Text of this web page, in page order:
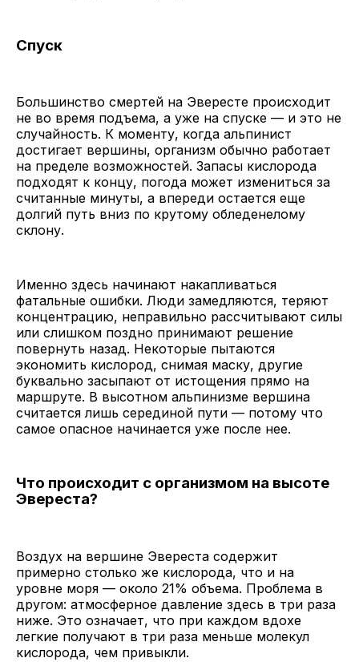
Спуск
Большинство смертей на Эвересте происходит
не во время подъема, а уже на спуске — и это не
случайность. К моменту, когда альпинист
достигает вершины, организм обычно работает
на пределе возможностей. Запасы кислорода
подходят к концу, погода может измениться за
считанные минуты, а впереди остается еще
долгий путь вниз по крутому обледенелому
склону.
Именно здесь начинают накапливаться
фатальные ошибки. Люди замедляются, теряют
концентрацию, неправильно рассчитывают силы
или слишком поздно принимают решение
повернуть назад. Некоторые пытаются
экономить кислород, снимая маску, другие
буквально засыпают от истощения прямо на
маршруте. В высотном альпинизме вершина
считается лишь серединой пути — потому что
самое опасное начинается уже после нее.
Что происходит с организмом на высоте
Эвереста?
Воздух на вершине Эвереста содержит
примерно столько же кислорода, что и на
уровне моря — около 21% объема. Проблема в
другом: атмосферное давление здесь в три раза
ниже. Это означает, что при каждом вдохе
легкие получают в три раза меньше молекул
кислорода, чем привыкли.